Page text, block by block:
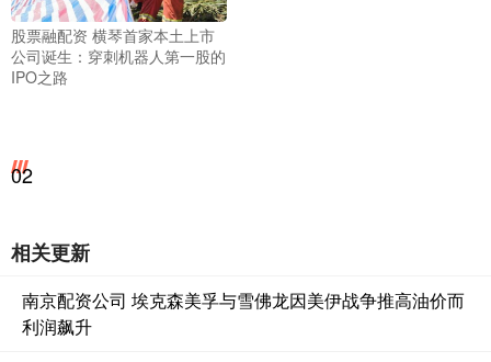
股票融配资 横琴首家本土上市
公司诞生：穿刺机器人第一股的
IPO之路
02
相关更新
南京配资公司 埃克森美孚与雪佛龙因美伊战争推高油价而
利润飙升